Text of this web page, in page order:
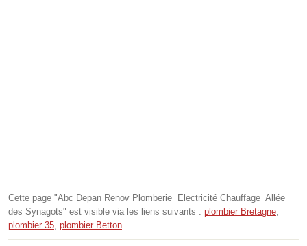
Cette page "Abc Depan Renov Plomberie ‍ Electricité Chauffage ️ Allée
des Synagots" est visible via les liens suivants : plombier Bretagne
plombier 35 plombier Betton